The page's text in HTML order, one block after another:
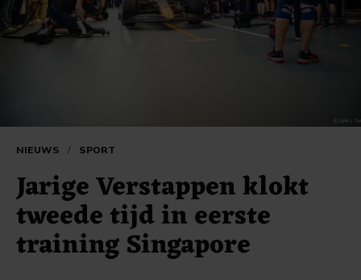
NIEUWS / SPORT
Jarige Verstappen klokt
tweede tijd in eerste
training Singapore